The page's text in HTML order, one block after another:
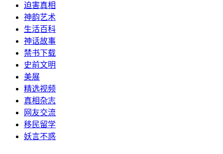
迫害真相
神韵艺术
生活百科
神话故事
禁书下载
史前文明
美展
精选视频
真相杂志
网友交流
移民留学
妖言不惑